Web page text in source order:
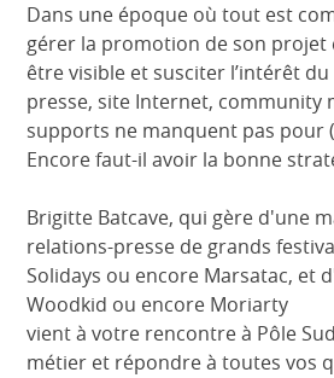
Dans une époque où tout est
gérer la promotion de son projet
être visible et susciter l’intérêt
presse, site Internet, community
supports ne manquent pas pour
Encore faut-il avoir la bonne
Brigitte Batcave, qui gère d'une
relations-presse de grands
Solidays ou encore Marsatac, et
Woodkid ou encore Moriarty
vient à votre rencontre à Pôle
métier et répondre à toutes vos